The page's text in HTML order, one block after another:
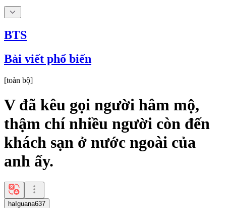
BTS
Bài viết phổ biến
[toàn bộ]
V đã kêu gọi người hâm mộ,
thậm chí nhiều người còn đến
khách sạn ở nước ngoài của
anh ấy.
haIguana637